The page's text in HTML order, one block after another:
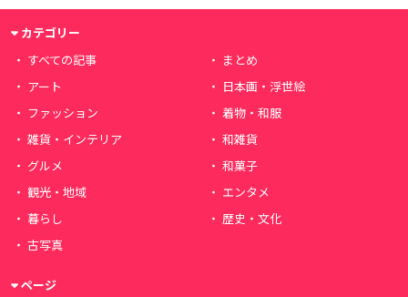
カテゴリー
すべての記事
まとめ
アート
日本画・浮世絵
ファッション
着物・和服
雑貨・インテリア
和雑貨
グルメ
和菓子
観光・地域
エンタメ
暮らし
歴史・文化
古写真
ページ